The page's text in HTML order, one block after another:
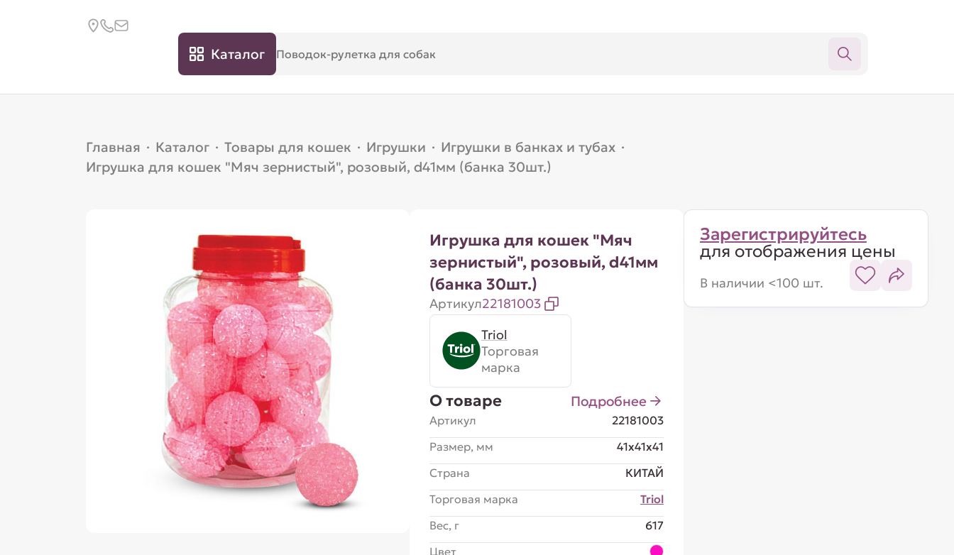
Каталог
Главная · Каталог · Товары для кошек · Игрушки · Игрушки в банках и тубах ·
Игрушка для кошек "Мяч зернистый", розовый, d41мм (банка 30шт.)
Игрушка для кошек "Мяч
зернистый", розовый, d41мм
(банка 30шт.)
Артикул22181003
Triol
Торговая
марка
О товаре Подробнее
Артикул
22181003
Размер, мм
41x41x41
Страна
КИТАЙ
Торговая марка
Triol
Вес, г
617
Цвет
Зарегистрируйтесь
для отображения цены
В наличии <100 шт.